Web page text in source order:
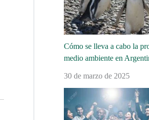
Cómo se lleva a cabo la
medio ambiente en
30 de marzo de 2025